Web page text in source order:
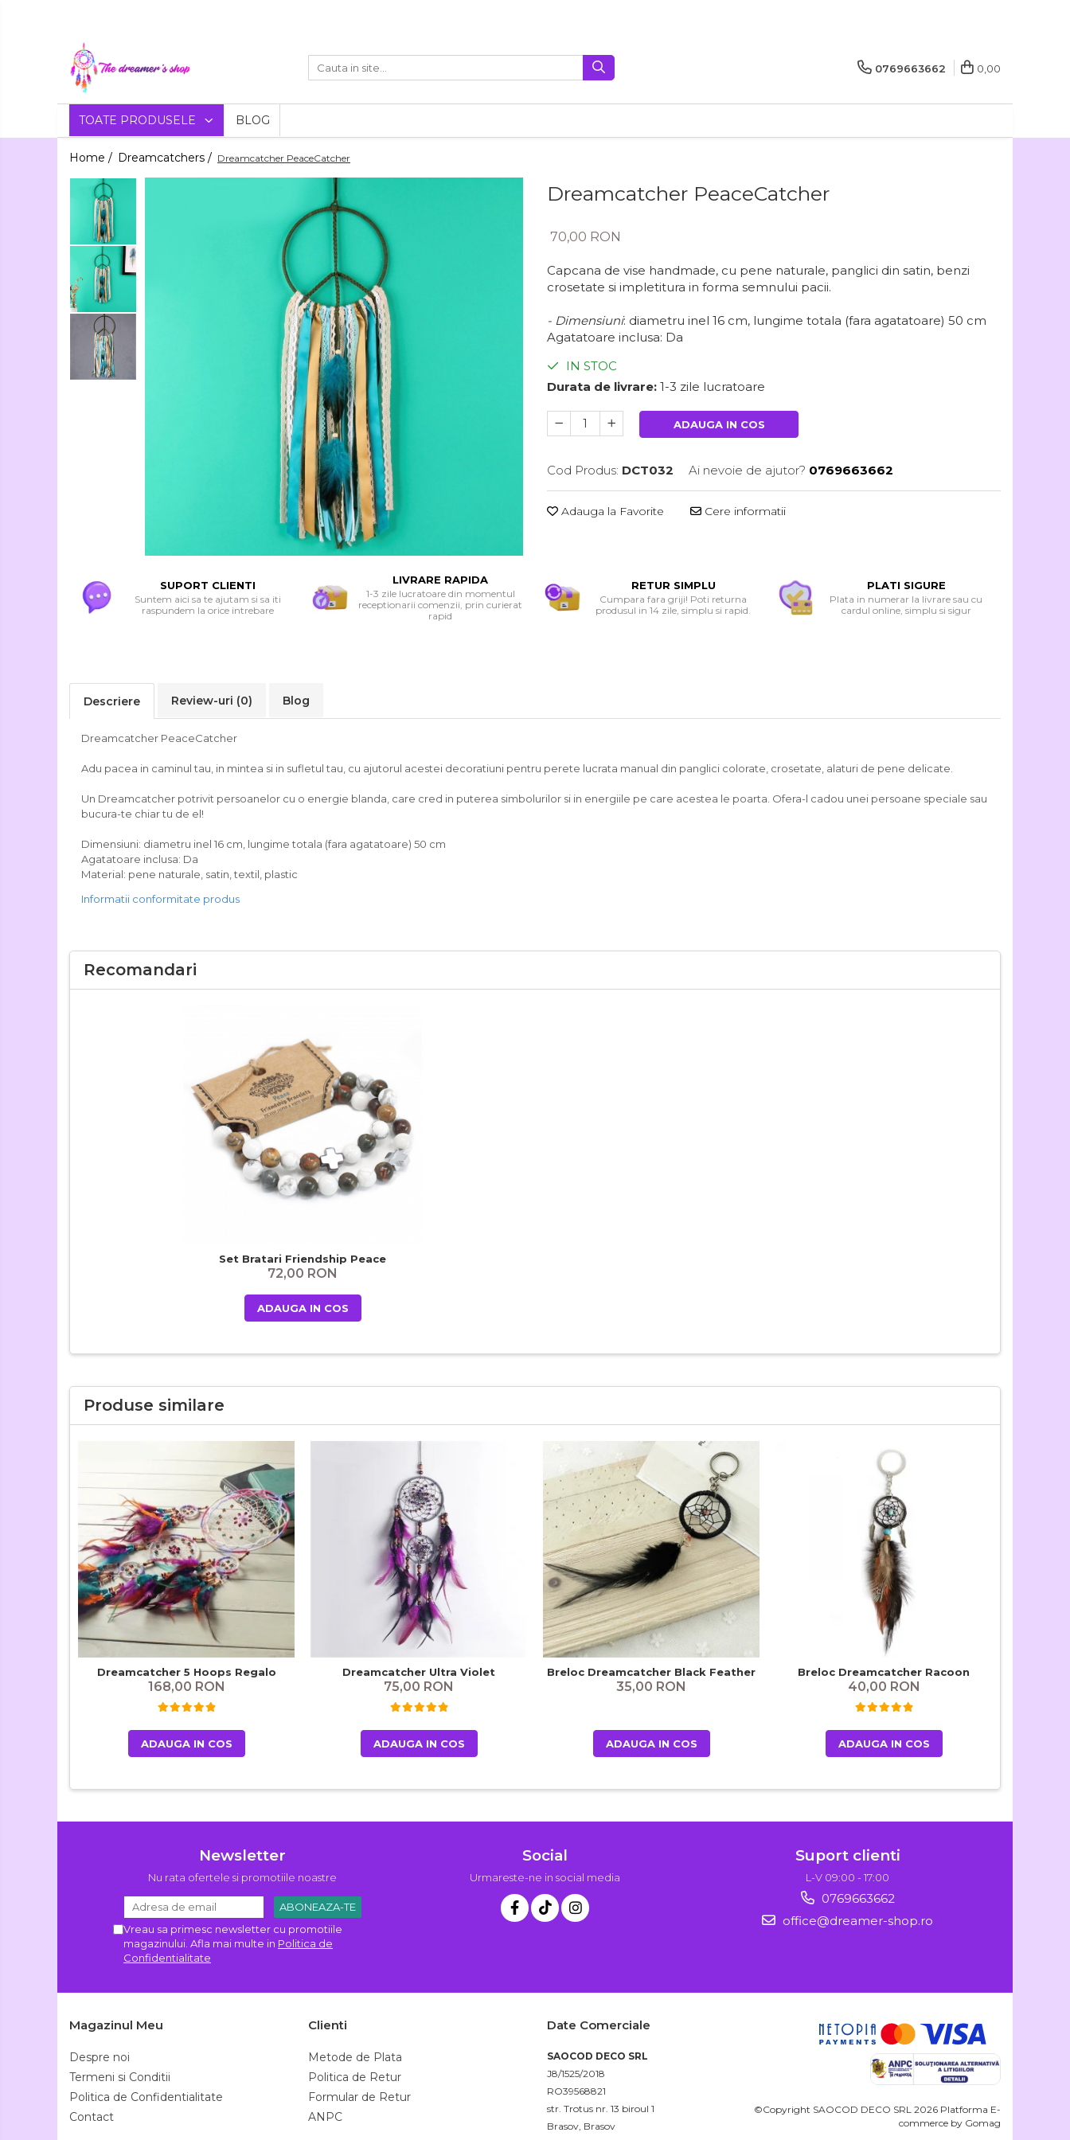
Toate Produsele
Dreamcatchers
Traditionale
Pentru masina
Decoratiuni
Aztece
Bratari
Bratari pentru EA
Bratari pentru EL
Bijuterii
Coliere Aromaterapie
Bratari Aromaterapie
Agende si Jurnale
Agende Hardcover
Seturi Creative si
0769663662 0,00
TOATE PRODUSELE BLOG
Home / Dreamcatchers / Dreamcatcher PeaceCatcher
Dreamcatcher PeaceCatcher
70,00 RON
Capcana de vise handmade, cu pene naturale, panglici din satin, benzi
crosetate si impletitura in forma semnului pacii.
- Dimensiuni: diametru inel 16 cm, lungime totala (fara agatatoare) 50 cm
Agatatoare inclusa: Da
IN STOC
Durata de livrare: 1-3 zile lucratoare
ADAUGA IN COS
Cod Produs: DCT032 Ai nevoie de ajutor? 0769663662
Adauga la Favorite Cere informatii
SUPORT CLIENTI
Suntem aici sa te ajutam si sa iti
raspundem la orice intrebare
LIVRARE RAPIDA
1-3 zile lucratoare din momentul
receptionarii comenzii, prin curierat
rapid
RETUR SIMPLU
Cumpara fara griji! Poti returna
produsul in 14 zile, simplu si rapid.
PLATI SIGURE
Plata in numerar la livrare sau cu
cardul online, simplu si sigur
Descriere Review-uri (0) Blog
Dreamcatcher PeaceCatcher
Adu pacea in caminul tau, in mintea si in sufletul tau, cu ajutorul acestei decoratiuni pentru perete lucrata manual din panglici colorate, crosetate, alaturi de pene delicate.
Un Dreamcatcher potrivit persoanelor cu o energie blanda, care cred in puterea simbolurilor si in energiile pe care acestea le poarta. Ofera-l cadou unei persoane speciale sau
bucura-te chiar tu de el!
Dimensiuni: diametru inel 16 cm, lungime totala (fara agatatoare) 50 cm
Agatatoare inclusa: Da
Material: pene naturale, satin, textil, plastic
Informatii conformitate produs
Recomandari
Set Bratari Friendship Peace
72,00 RON
ADAUGA IN COS
Produse similare
Dreamcatcher 5 Hoops Regalo
168,00 RON
ADAUGA IN COS
Dreamcatcher Ultra Violet
75,00 RON
ADAUGA IN COS
Breloc Dreamcatcher Black Feather
35,00 RON
ADAUGA IN COS
Breloc Dreamcatcher Racoon
40,00 RON
ADAUGA IN COS
Newsletter
Nu rata ofertele si promotiile noastre
Vreau sa primesc newsletter cu promotiile
magazinului. Afla mai multe in Politica de
Confidentialitate
Social
Urmareste-ne in social media
Suport clienti
L-V 09:00 - 17:00
0769663662
office@dreamer-shop.ro
Magazinul Meu
Despre noi
Termeni si Conditii
Politica de Confidentialitate
Contact
Clienti
Metode de Plata
Politica de Retur
Formular de Retur
ANPC
Date Comerciale
SAOCOD DECO SRL
J8/1525/2018
RO39568821
str. Trotus nr. 13 biroul 1
Brasov, Brasov
©Copyright SAOCOD DECO SRL 2026 Platforma E-
commerce by Gomag